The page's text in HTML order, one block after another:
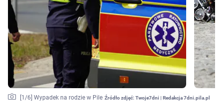
1 /6] Wypadek na rodzie w Pile Źródło zdjęć: Twoje7dni | Redakcja 7dni.pila.pl